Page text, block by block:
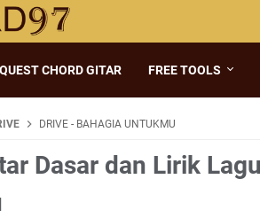
CHORD GITAR FREE TOOLS
DRIVE - BAHAGIA UNTUKMU
Dasar dan Lirik